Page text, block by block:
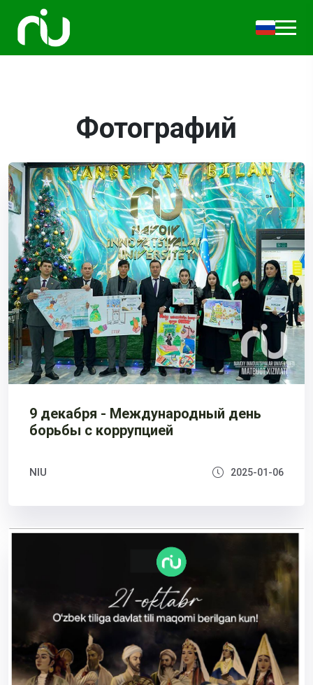
Фотографий
9 декабря - Международный день
борьбы с коррупцией
NIU 2025-01-06